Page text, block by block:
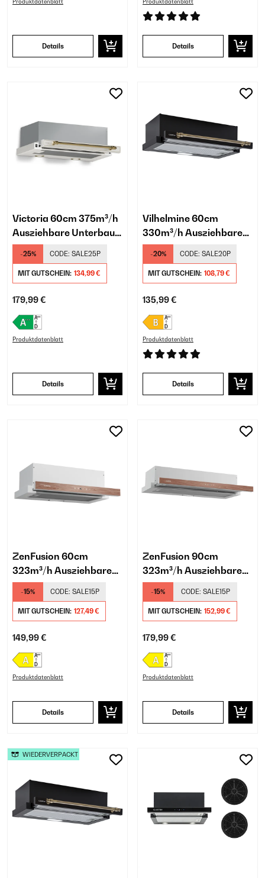
Produktdatenblatt
Details
Produktdatenblatt
Details
Victoria 60cm 375m³/h
Ausziehbare Unterbau-
Dunstabzugshaube
Weiß
-25% CODE: SALE25P
MIT GUTSCHEIN: 134,99 €
179,99 €
Produktdatenblatt
Details
Vilhelmine 60cm
330m³/h Ausziehbare
Unterbau-
Dunstabzugshaube
Schwarz
-20% CODE: SALE20P
MIT GUTSCHEIN: 108,79 €
135,99 €
Produktdatenblatt
Details
ZenFusion 60cm
323m³/h Ausziehbare
Unterbau-
Dunstabzugshaube
Weiß
-15% CODE: SALE15P
MIT GUTSCHEIN: 127,49 €
149,99 €
Produktdatenblatt
Details
ZenFusion 90cm
323m³/h Ausziehbare
Unterbau-
Dunstabzugshaube
Weiß
-15% CODE: SALE15P
MIT GUTSCHEIN: 152,99 €
179,99 €
Produktdatenblatt
Details
WIEDERVERPACKT